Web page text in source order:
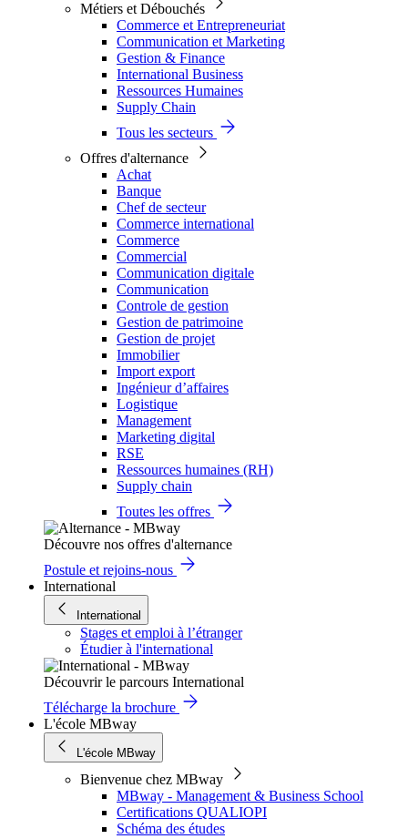
Métiers et Débouchés
Commerce et Entrepreneuriat
Communication et Marketing
Gestion & Finance
International Business
Ressources Humaines
Supply Chain
Tous les secteurs
Offres d'alternance
Achat
Banque
Chef de secteur
Commerce international
Commerce
Commercial
Communication digitale
Communication
Controle de gestion
Gestion de patrimoine
Gestion de projet
Immobilier
Import export
Ingénieur d’affaires
Logistique
Management
Marketing digital
RSE
Ressources humaines (RH)
Supply chain
Toutes les offres
Découvre nos offres d'alternance
Postule et rejoins-nous
International
International
Stages et emploi à l’étranger
Étudier à l'international
Découvrir le parcours International
Télécharge la brochure
L'école MBway
L'école MBway
Bienvenue chez MBway
MBway - Management & Business School
Certifications QUALIOPI
Schéma des études